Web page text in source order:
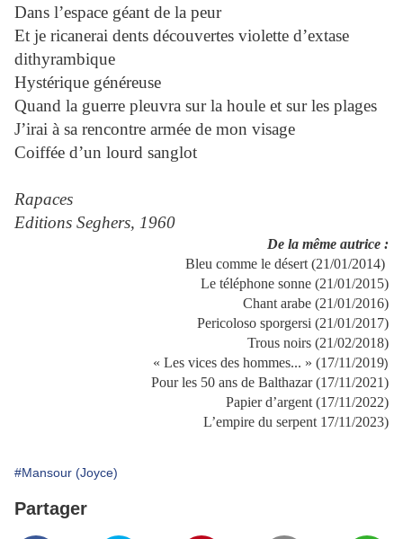
Dans l’espace géant de la peur
Et je ricanerai dents découvertes violette d’extase
dithyrambique
Hystérique généreuse
Quand la guerre pleuvra sur la houle et sur les plages
J’irai à sa rencontre armée de mon visage
Coiffée d’un lourd sanglot
Rapaces
Editions Seghers, 1960
De la même autrice :
Bleu comme le désert (21/01/2014)
Le téléphone sonne (21/01/2015)
Chant arabe (21/01/2016)
Pericoloso sporgersi (21/01/2017)
Trous noirs (21/02/2018)
« Les vices des hommes... » (17/11/2019)
Pour les 50 ans de Balthazar (17/11/2021)
Papier d’argent (17/11/2022)
L’empire du serpent 17/11/2023)
#Mansour (Joyce)
Partager